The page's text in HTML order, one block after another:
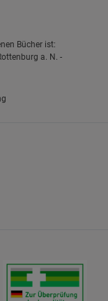
Bücher ist:
a. N. -